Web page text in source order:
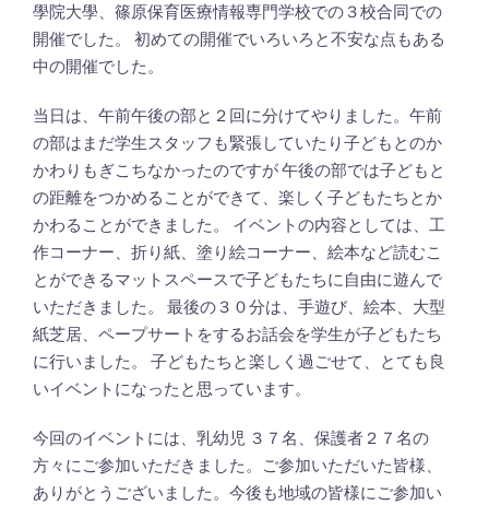
學院大學、篠原保育医療情報専門学校での３校合同での
開催でした。 初めての開催でいろいろと不安な点もある
中の開催でした。
当日は、午前午後の部と２回に分けてやりました。午前
の部はまだ学生スタッフも緊張していたり子どもとのか
かわりもぎこちなかったのですが 午後の部では子どもと
の距離をつかめることができて、楽しく子どもたちとか
かわることができました。 イベントの内容としては、工
作コーナー、折り紙、塗り絵コーナー、絵本など読むこ
とができるマットスペースで子どもたちに自由に遊んで
いただきました。 最後の３０分は、手遊び、絵本、大型
紙芝居、ペープサートをするお話会を学生が子どもたち
に行いました。 子どもたちと楽しく過ごせて、とても良
いイベントになったと思っています。
今回のイベントには、乳幼児 ３７名、保護者２７名の
方々にご参加いただきました。ご参加いただいた皆様、
ありがとうございました。今後も地域の皆様にご参加い